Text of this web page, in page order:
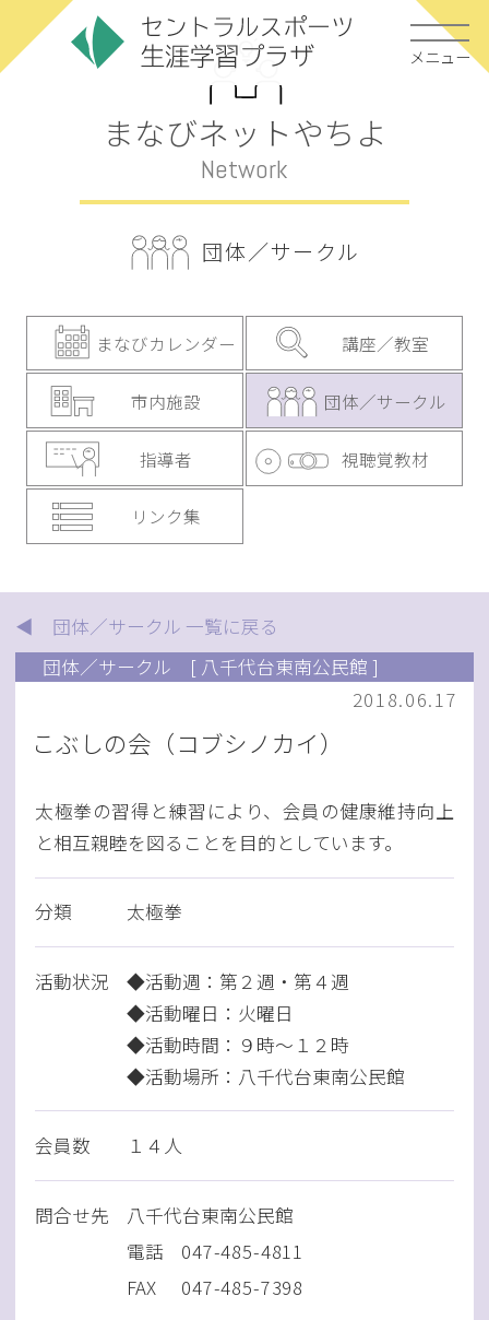
メニュー
まなびネットやちよ
Network
団体／サークル
まなびカレンダー 講座／教室
市内施設 団体／サークル
指導者 視聴覚教材
リンク集
◀ 団体／サークル 一覧に戻る
団体／サークル
[ 八千代台東南公民館 ]
2018.06.17
こぶしの会（コブシノカイ）
太極拳の習得と練習により、会員の健康維持向上
と相互親睦を図ることを目的としています。
分類 太極拳
活動状況
◆活動週：第２週・第４週
◆活動曜日：火曜日
◆活動時間：９時～１２時
◆活動場所：八千代台東南公民館
会員数 １４人
問合せ先
八千代台東南公民館
電話
047-485-4811
FAX
047-485-7398